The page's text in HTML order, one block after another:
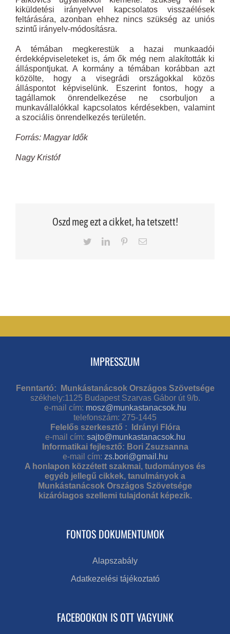
kiküldetési irányelvvel kapcsolatos visszaélések
feltárására, azonban ehhez nincs szükség az uniós
szintű irányelv-módosításra.
A témában megkerestük a hazai munkaadói
érdekképviseleteket is, ám ők még nem alakították ki
álláspontjukat. A kormány a témában korábban azt
közölte, hogy a visegrádi országokkal közös
álláspontot képviselünk. Eszerint fontos, hogy a
tagállamok önrendelkezése ne csorbuljon a
munkavállalókkal kapcsolatos kérdésekben, valamint
a szociális önrendelkezés területén.
Forrás: Magyar Idők
Nagy Kristóf
Oszd meg ezt a cikket, ha tetszett!
TwitterLinkedInPinterestEmail
IMPRESSZUM
Fenntartó: Munkástanácsok Országos Szövetsége
székhely:1125 Budapest Szarvas Gábor út 9/b.
e-mail cím: mosz@munkastanacsok.hu
telefonszám: 275-1445
Felelős szerkesztő : Idrányi Flóra
e-mail cím: sajto@munkastanacsok.hu
Informatikai fejlesztő: Bori Zsuzsanna
e-mail cím: zs.bori@gmail.hu
A honlapon közzétett szakmai, tudományos és
egyéb jellegű cikkek, tanulmányok a
Munkástanácsok Országos Szövetsége
kizárólagos szellemi tulajdonát képezik.
FONTOS DOKUMENTUMOK
Alapszabály
Adatkezelési tájékoztató
FACEBOOKON IS OTT VAGYUNK